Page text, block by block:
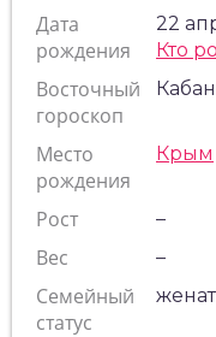
Дата
рождения
22
Кто
Восточный
гороскоп
Кабан
Место
рождения
Крым
Рост –
Вес –
Семейный
статус
женат